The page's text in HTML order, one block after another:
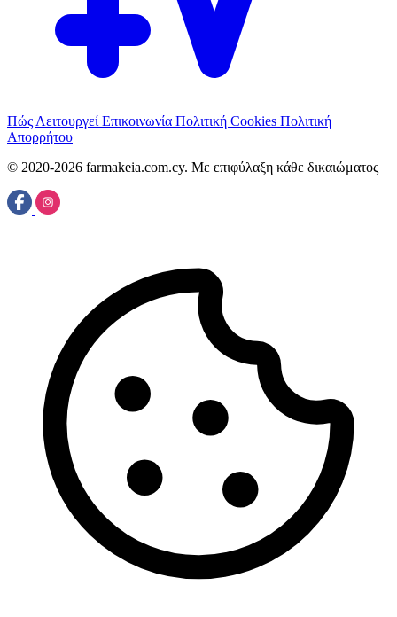
Πώς Λειτουργεί Επικοινωνία Πολιτική Cookies Πολιτική
Απορρήτου
© 2020-2026 farmakeia.com.cy. Με επιφύλαξη κάθε δικαιώματος